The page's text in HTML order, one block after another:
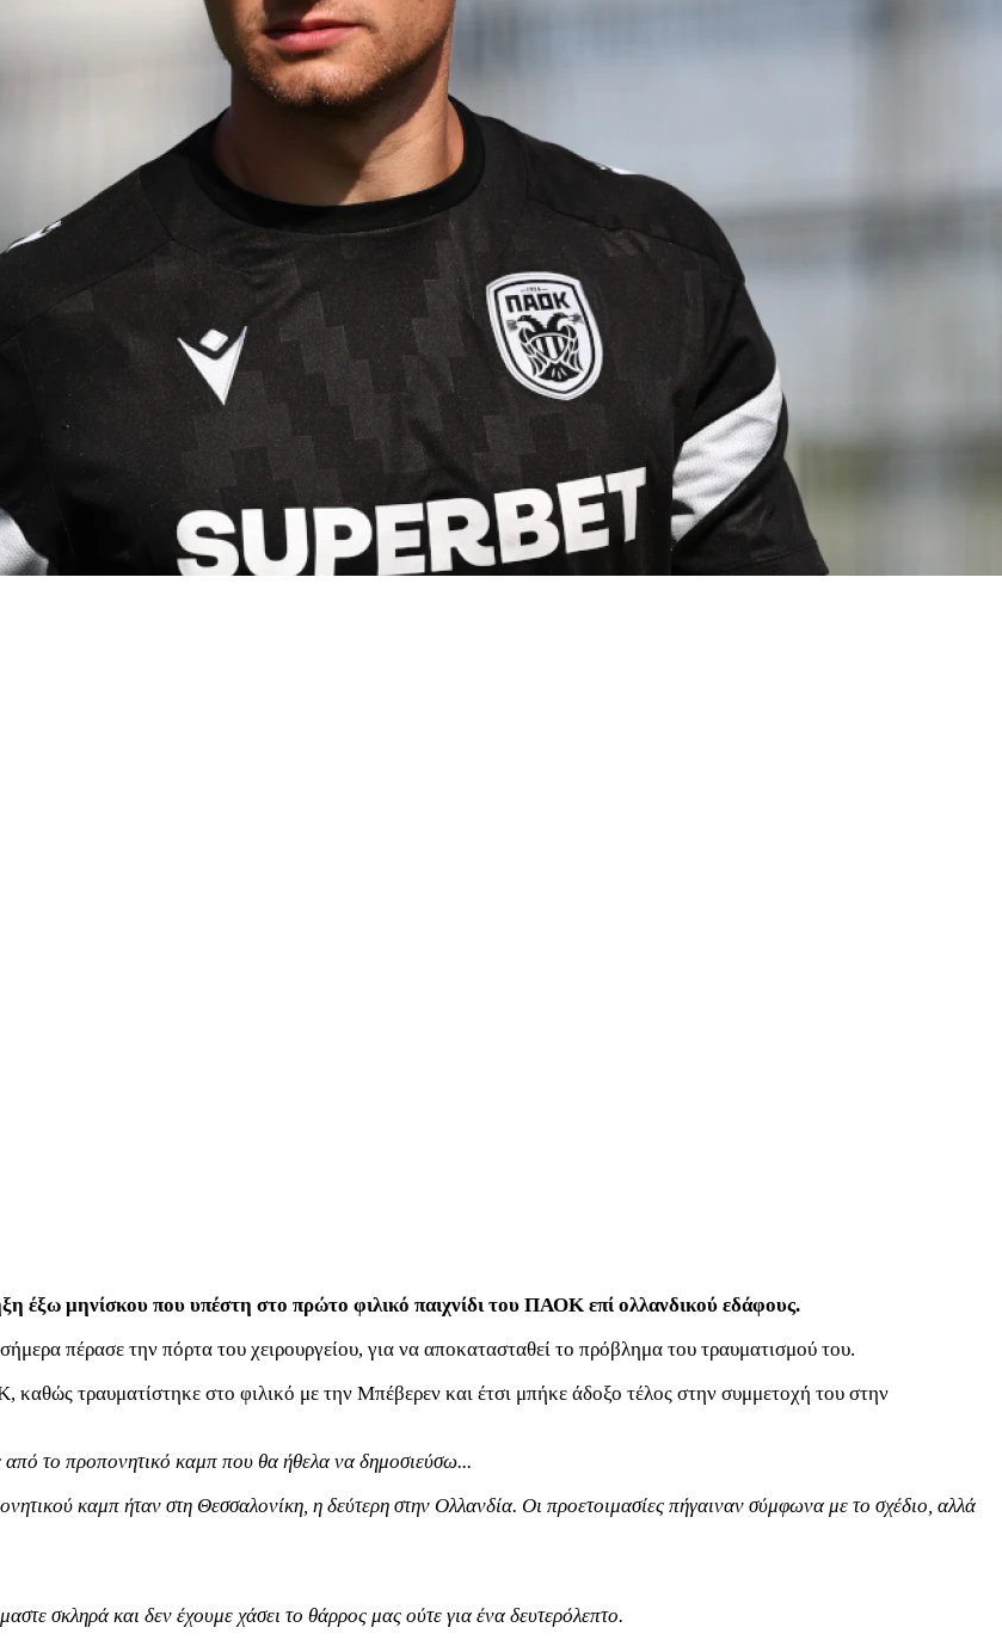
έξω μηνίσκου που υπέστη στο πρώτο φιλικό παιχνίδι του ΠΑΟΚ επί ολλανδικού εδάφους.
πέρασε την πόρτα του χειρουργείου, για να αποκατασταθεί το πρόβλημα του τραυματισμού του.
τραυματίστηκε στο φιλικό με την Μπέβερεν και έτσι μπήκε άδοξο τέλος στην συμμετοχή του στην
από το προπονητικό καμπ που θα ήθελα να δημοσιεύσω...
καμπ ήταν στη Θεσσαλονίκη, η δεύτερη στην Ολλανδία. Οι προετοιμασίες πήγαιναν σύμφωνα με το σχέδιο, αλλά
σκληρά και δεν έχουμε χάσει το θάρρος μας ούτε για ένα δευτερόλεπτο.